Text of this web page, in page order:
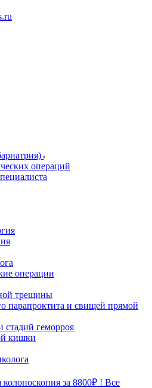
операций
операции
трещины
парапроктита и свищей прямой
стадий геморроя
кишки
колоноскопия за 8800₽ ! Все